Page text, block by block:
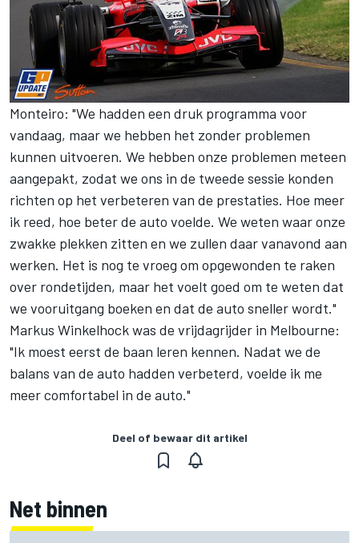
Monteiro: "We hadden een druk programma voor
vandaag, maar we hebben het zonder problemen
kunnen uitvoeren. We hebben onze problemen meteen
aangepakt, zodat we ons in de tweede sessie konden
richten op het verbeteren van de prestaties. Hoe meer
ik reed, hoe beter de auto voelde. We weten waar onze
zwakke plekken zitten en we zullen daar vanavond aan
werken. Het is nog te vroeg om opgewonden te raken
over rondetijden, maar het voelt goed om te weten dat
we vooruitgang boeken en dat de auto sneller wordt."
Markus Winkelhock was de vrijdagrijder in Melbourne:
"Ik moest eerst de baan leren kennen. Nadat we de
balans van de auto hadden verbeterd, voelde ik me
meer comfortabel in de auto."
Deel of bewaar dit artikel
Net binnen